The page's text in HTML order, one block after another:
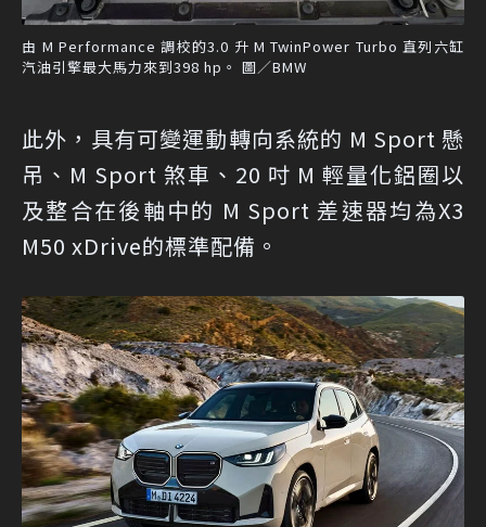
由 M Performance 調校的3.0 升 M TwinPower Turbo 直列六缸
汽油引擎最大馬力來到398 hp。 圖／BMW
此外，具有可變運動轉向系統的 M Sport 懸
吊、M Sport 煞車、20 吋 M 輕量化鋁圈以
及整合在後軸中的 M Sport 差速器均為X3
M50 xDrive的標準配備。